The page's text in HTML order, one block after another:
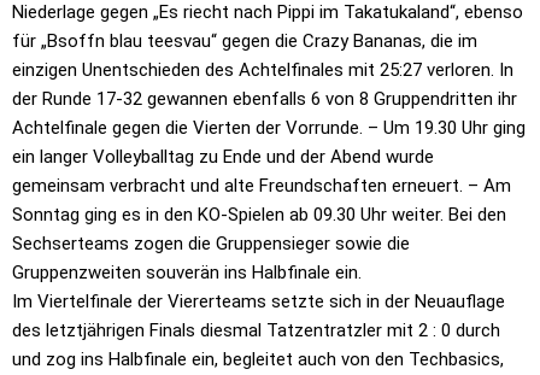
Niederlage gegen „Es riecht nach Pippi im Takatukaland“, ebenso
für „Bsoffn blau teesvau“ gegen die Crazy Bananas, die im
einzigen Unentschieden des Achtelfinales mit 25:27 verloren. In
der Runde 17-32 gewannen ebenfalls 6 von 8 Gruppendritten ihr
Achtelfinale gegen die Vierten der Vorrunde. – Um 19.30 Uhr ging
ein langer Volleyballtag zu Ende und der Abend wurde
gemeinsam verbracht und alte Freundschaften erneuert. – Am
Sonntag ging es in den KO-Spielen ab 09.30 Uhr weiter. Bei den
Sechserteams zogen die Gruppensieger sowie die
Gruppenzweiten souverän ins Halbfinale ein.
Im Viertelfinale der Viererteams setzte sich in der Neuauflage
des letztjährigen Finals diesmal Tatzentratzler mit 2 : 0 durch
und zog ins Halbfinale ein, begleitet auch von den Techbasics,